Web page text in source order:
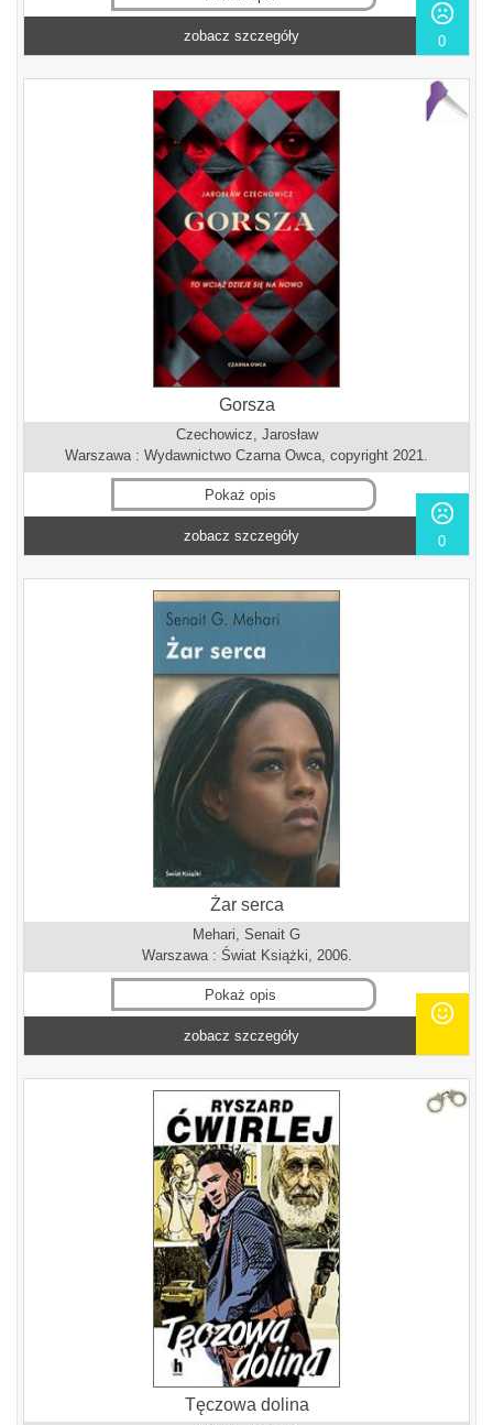
0
zobacz szczegóły
Gorsza
Czechowicz, Jarosław
Warszawa : Wydawnictwo Czarna Owca, copyright 2021.
Pokaż opis
0
zobacz szczegóły
Żar serca
Mehari, Senait G
Warszawa : Świat Książki, 2006.
Pokaż opis
zobacz szczegóły
Tęczowa dolina